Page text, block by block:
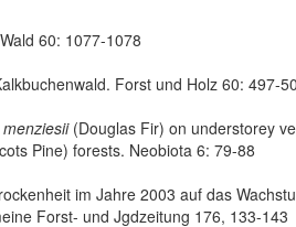
60: 1077-1078
Forst und Holz 60: 497-
(Douglas Fir) on understorey
Pine) forests. Neobiota 6: 79-88
im Jahre 2003 auf das
Forst- und Jgdzeitung 176, 133-143